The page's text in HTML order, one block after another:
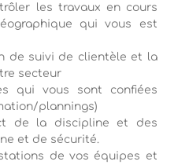
les travaux en cours
qui vous est
de suivi de clientèle et la
secteur
qui vous sont confiées
plannings)
de la discipline et des
et de sécurité.
de vos équipes et